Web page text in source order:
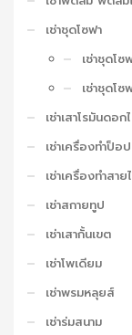
เช่าชุดโซฟา
เช่าชุดโซ
เช่าชุดโ
เช่าเสาโรมันดอก
เช่าเครื่องทำป็อ
เช่าเครื่องทำสาย
เช่าสกายทูป
เช่าเสากั้นเขต
เช่าโพเดียม
เช่าพรมหลุยส์
เช่าร่มสนาม